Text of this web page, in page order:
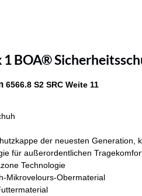
BOA®
6566.8 S2 SRC Weite 11
der neuesten
für außerordentlichen
Technologie
Mikrovelours-Obermaterial